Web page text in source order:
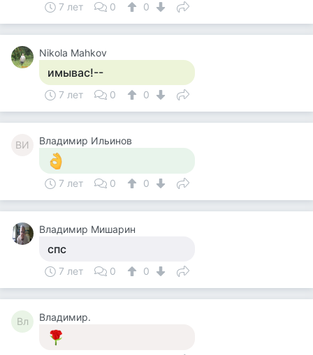
7 лет 0 0
Nikola Mahkov
имывас!--
7 лет 0 0
ВИ Владимир Ильинов
7 лет 0 0
Владимир Мишарин
спс
7 лет 0 0
Вл Владимир.